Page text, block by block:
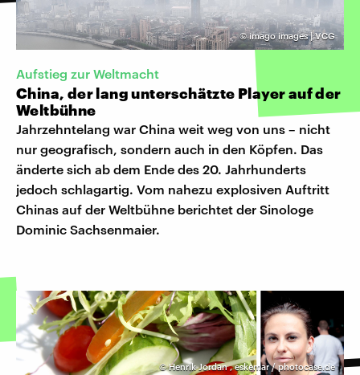
©imago images | VCG
Aufstieg zur Weltmacht
China, der lang unterschätzte Player auf der
Weltbühne
Jahrzehntelang war China weit weg von uns – nicht
nur geografisch, sondern auch in den Köpfen. Das
änderte sich ab dem Ende des 20. Jahrhunderts
jedoch schlagartig. Vom nahezu explosiven Auftritt
Chinas auf der Weltbühne berichtet der Sinologe
Dominic Sachsenmaier.
©Henrik Jordan,eskemar / photocase.de